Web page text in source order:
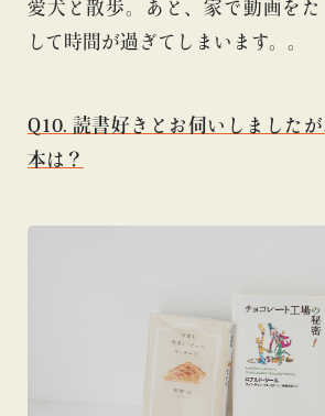
愛犬と散歩。あと、家で動画をた
して時間が過ぎてしまいます。。
Q10. 読書好きとお伺いしました
本は？